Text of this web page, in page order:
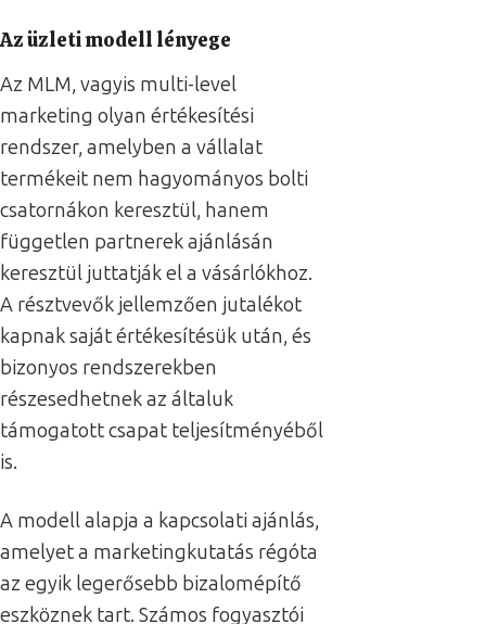
Az üzleti modell lényege
Az MLM, vagyis multi-level
marketing olyan értékesítési
rendszer, amelyben a vállalat
termékeit nem hagyományos bolti
csatornákon keresztül, hanem
független partnerek ajánlásán
keresztül juttatják el a vásárlókhoz.
A résztvevők jellemzően jutalékot
kapnak saját értékesítésük után, és
bizonyos rendszerekben
részesedhetnek az általuk
támogatott csapat teljesítményéből
is.
A modell alapja a kapcsolati ajánlás,
amelyet a marketingkutatás régóta
az egyik legerősebb bizalomépítő
eszköznek tart. Számos fogyasztói